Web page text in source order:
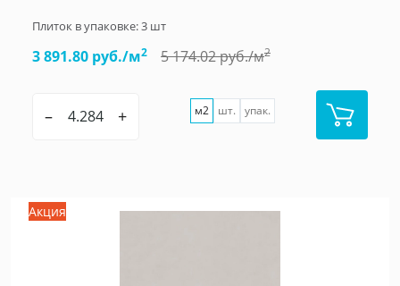
Плиток в упаковке:3 шт
3 891.80 руб./м2 5 174.02 руб./м2
– + м2 шт. упак.
Акция